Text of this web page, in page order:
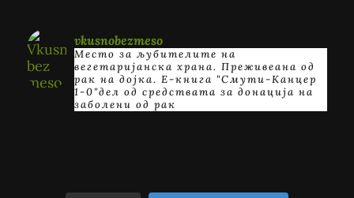
vkusnobezmeso
Место за љубителите на
вегетаријанска храна. Преживеана од
рак на дојка. E-книга "Смути-Канцер
1-0"дел од средствата за донација на
заболени од рак